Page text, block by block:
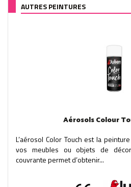
AUTRES PEINTURES
Aérosols Colour
L’aérosol Color Touch est la
vos meubles ou objets de
couvrante permet d’obtenir...